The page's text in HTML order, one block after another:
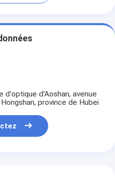
d'optique d'Aoshan, avenue
province de Hubei